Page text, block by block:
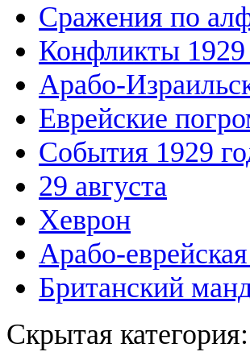
Сражения по
Конфликты 1929
Арабо-
Еврейские
События 1929
29 августа
Хеврон
Арабо-
Британский
Скрытая категория: